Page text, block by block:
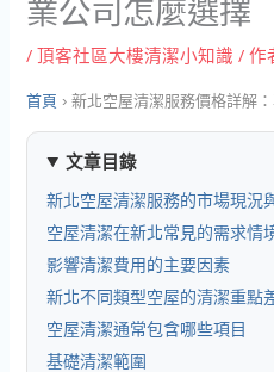
業公司怎麼選擇
/頂客社區大樓清潔小知識 / 作
首頁 ›新北空屋清潔服務價格詳解
文章目錄
新北空屋清潔服務的市場現況
空屋清潔在新北常見的需求情
影響清潔費用的主要因素
新北不同類型空屋的清潔重點
空屋清潔通常包含哪些項目
基礎清潔範圍